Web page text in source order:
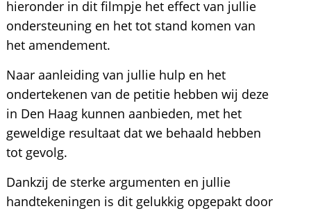
hieronder in dit filmpje het effect van jullie
ondersteuning en het tot stand komen van
het amendement.
Naar aanleiding van jullie hulp en het
ondertekenen van de petitie hebben wij deze
in Den Haag kunnen aanbieden, met het
geweldige resultaat dat we behaald hebben
tot gevolg.
Dankzij de sterke argumenten en jullie
handtekeningen is dit gelukkig opgepakt door